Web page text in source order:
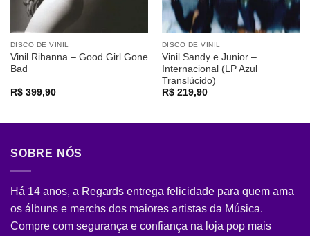
DISCO DE VINIL
Vinil Rihanna – Good Girl Gone
Bad
R$399,90
DISCO DE VINIL
Vinil Sandy e Junior –
Internacional (LP Azul
Translúcido)
R$219,90
SOBRE NÓS
Há 14 anos, a Regards entrega felicidade para quem ama
os álbuns e merchs dos maiores artistas da Música.
Compre com segurança e confiança na loja pop mais